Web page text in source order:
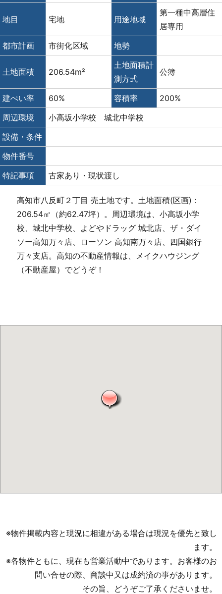
地目 宅地 用途地域
第一種中高層住
居専用
都市計画
市街化区域 地勢
土地面積 206.54m²
土地面積計
測方式
公簿
建ぺい率 60% 容積率
200%
周辺環境
小高坂小学校 城北中学校
設備・条件
物件番号
特記事項
古家あり・現状渡し
高知市八反町２丁目 売土地です。土地面積(区画)：
206.54㎡（約62.47坪）。周辺環境は、小高坂小学
校、城北中学校、よどやドラッグ 城北店、ザ・ダイ
ソー高知万々店、ローソン 高知南万々店、四国銀行
万々支店。高知の不動産情報は、メイクハウジング
（不動産屋）でどうぞ！
※物件掲載内容と現況に相違がある場合は現況を優先と致し
ます。
※各物件ともに、現在も営業活動中であります。お客様のお
問い合せの際、商談中又は成約済の事があります。
その旨、どうぞご了承くださいませ。